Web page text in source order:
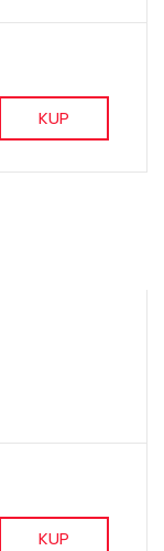
KUP
KUP